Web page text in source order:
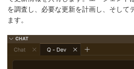
を調査し、必要な更新を計画し、そして
ます。